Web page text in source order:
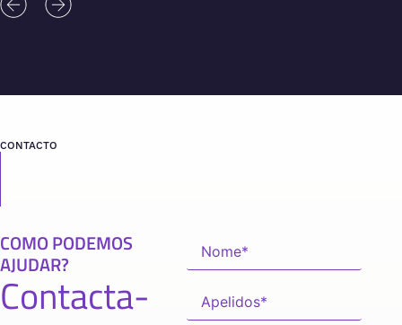
CONTACTO
COMO PODEMOS
AJUDAR?
Contacta-